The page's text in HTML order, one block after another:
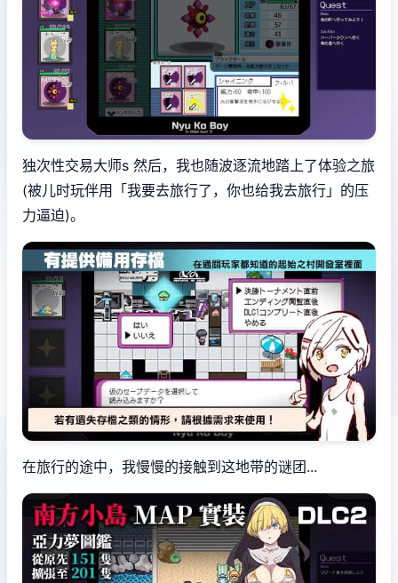
独次性交易大师s 然后，我也随波逐流地踏上了体验之旅
(被儿时玩伴用「我要去旅行了，你也给我去旅行」的压
力逼迫)。
在旅行的途中，我慢慢的接触到这地带的谜团...